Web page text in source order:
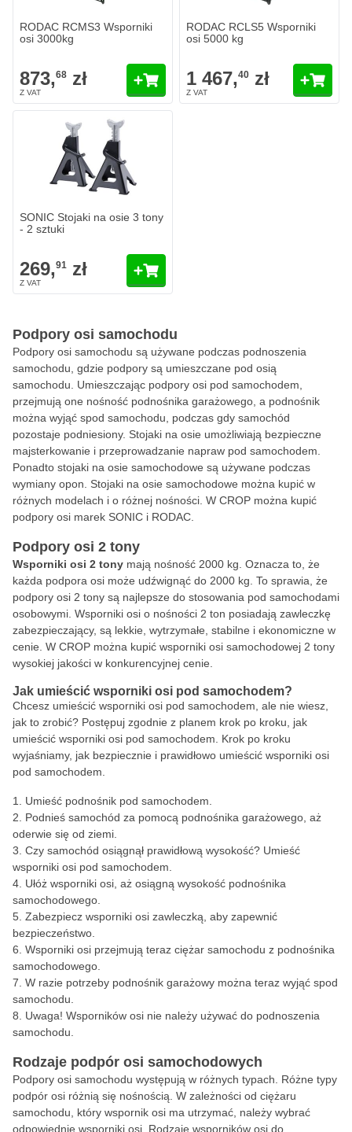
RODAC RCMS3 Wsporniki
osi 3000kg
873,68 zł
RODAC RCLS5 Wsporniki
osi 5000 kg
1 467,40 zł
SONIC Stojaki na osie 3 tony
- 2 sztuki
269,91 zł
Podpory osi samochodu
Podpory osi samochodu są używane podczas podnoszenia
samochodu, gdzie podpory są umieszczane pod osią
samochodu. Umieszczając podpory osi pod samochodem,
przejmują one nośność podnośnika garażowego, a podnośnik
można wyjąć spod samochodu, podczas gdy samochód
pozostaje podniesiony. Stojaki na osie umożliwiają bezpieczne
majsterkowanie i przeprowadzanie napraw pod samochodem.
Ponadto stojaki na osie samochodowe są używane podczas
wymiany opon. Stojaki na osie samochodowe można kupić w
różnych modelach i o różnej nośności. W CROP można kupić
podpory osi marek SONIC i RODAC.
Podpory osi 2 tony
Wsporniki osi 2 tony mają nośność 2000 kg. Oznacza to, że
każda podpora osi może udźwignąć do 2000 kg. To sprawia, że
podpory osi 2 tony są najlepsze do stosowania pod samochodami
osobowymi. Wsporniki osi o nośności 2 ton posiadają zawleczkę
zabezpieczający, są lekkie, wytrzymałe, stabilne i ekonomiczne w
cenie. W CROP można kupić wsporniki osi samochodowej 2 tony
wysokiej jakości w konkurencyjnej cenie.
Jak umieścić wsporniki osi pod samochodem?
Chcesz umieścić wsporniki osi pod samochodem, ale nie wiesz,
jak to zrobić? Postępuj zgodnie z planem krok po kroku, jak
umieścić wsporniki osi pod samochodem. Krok po kroku
wyjaśniamy, jak bezpiecznie i prawidłowo umieścić wsporniki osi
pod samochodem.
Umieść podnośnik pod samochodem.
Podnieś samochód za pomocą podnośnika garażowego, aż
oderwie się od ziemi.
Czy samochód osiągnął prawidłową wysokość? Umieść
wsporniki osi pod samochodem.
Ułóż wsporniki osi, aż osiągną wysokość podnośnika
samochodowego.
Zabezpiecz wsporniki osi zawleczką, aby zapewnić
bezpieczeństwo.
Wsporniki osi przejmują teraz ciężar samochodu z podnośnika
samochodowego.
W razie potrzeby podnośnik garażowy można teraz wyjąć spod
samochodu.
Uwaga! Wsporników osi nie należy używać do podnoszenia
samochodu.
Rodzaje podpór osi samochodowych
Podpory osi samochodu występują w różnych typach. Różne typy
podpór osi różnią się nośnością. W zależności od ciężaru
samochodu, który wspornik osi ma utrzymać, należy wybrać
odpowiednie wsporniki osi. Rodzaje wsporników osi do